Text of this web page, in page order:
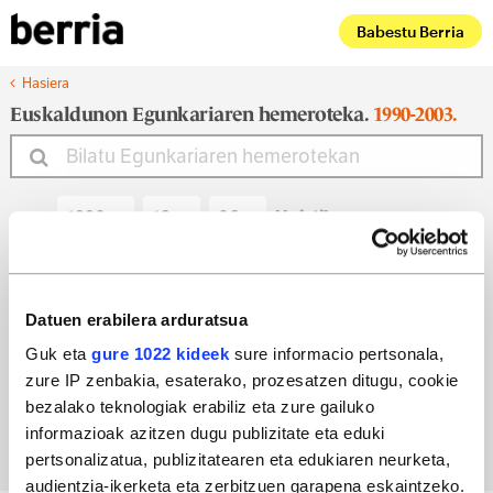
Datuen erabilera arduratsua
Guk eta gure 1022 kideek sure informacio pertsonala,
zure IP zenbakia, esaterako, prozesatzen ditugu, cookie
bezalako teknologiak erabiliz eta zure gailuko
informazioak azitzen dugu publizitate eta eduki
pertsonalizatua, publizitatearen eta edukiaren neurketa,
audientzia-ikerketa eta zerbitzuen garapena eskaintzeko.
Babestu Berria
Hasiera
Euskaldunon Egunkariaren hemeroteka. 1990-2003.
Noiztik
Noiz arte
Bilatu egun bateko edizioa